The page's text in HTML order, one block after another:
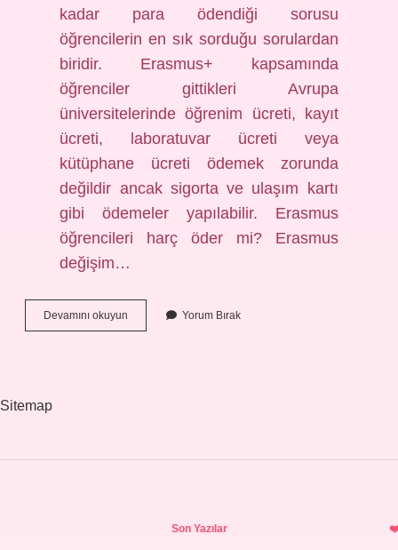
kadar para ödendiği sorusu
öğrencilerin en sık sorduğu sorulardan
biridir. Erasmus+ kapsamında
öğrenciler gittikleri Avrupa
üniversitelerinde öğrenim ücreti, kayıt
ücreti, laboratuvar ücreti veya
kütüphane ücreti ödemek zorunda
değildir ancak sigorta ve ulaşım kartı
gibi ödemeler yapılabilir. Erasmus
öğrencileri harç öder mi? Erasmus
değişim…
Devamını okuyun Erasmusta
Okula
Yorum Bırak
Sitemap
Son Yazılar